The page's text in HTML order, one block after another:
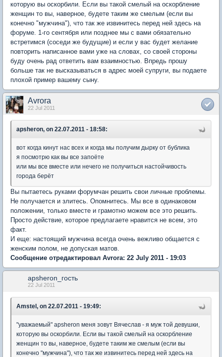
которую вы оскорбили. Если вы такой смелый на оскорбление
женщин то вы, наверное, будете таким же смелым (если вы
конечно "мужчина"), что так же извинитесь перед ней здесь на
форуме. 1-го сентября или позднее мы с вами обязательно
встретимся (соседи же будущие) и если у вас будет желание
повторить написанное вами уже на словах, со своей стороны
буду очень рад ответить вам взаимностью. Впредь прошу
больше так не высказываться в адрес моей супруги, вы подаете
плохой пример вашему сыну.
Avrora
22 Jul 2011
apsheron, on 22.07.2011 - 18:58:
вот когда кинут нас всех и когда мы получим дырку от бублика
я посмотрю как вы все запоёте
или мы все вместе или нечего не получиться настойчивость
города берёт
Вы пытаетесь руками форумчан решить свои личные проблемы.
Не получается и злитесь. Опомнитесь. Мы все в одинаковом
положении, только вместе и грамотно можем все это решить.
Просто действие, которое предлагаете нравится не всем, это
факт.
И еще: настоящий мужчина всегда очень вежливо общается с
женским полом, не допуская матов.
Сообщение отредактировал Avrora: 22 July 2011 - 19:03
apsheron_гость
22 Jul 2011
Amstel, on 22.07.2011 - 19:49:
"уважаемый" apsheron меня зовут Вячеслав - я муж той девушки,
которую вы оскорбили. Если вы такой смелый на оскорбление
женщин то вы, наверное, будете таким же смелым (если вы
конечно "мужчина"), что так же извинитесь перед ней здесь на